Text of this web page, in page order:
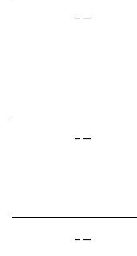
—-
—-
—-